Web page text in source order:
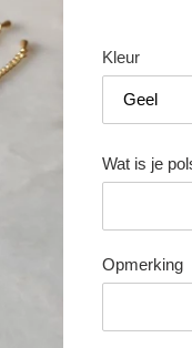
Kleur
Wat is je
Opmerking